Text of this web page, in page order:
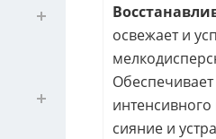
освежает и
сияние и